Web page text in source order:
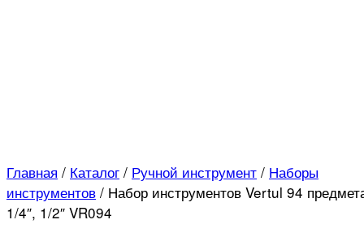
Главная / Каталог / Ручной инструмент / Наборы
инструментов / Набор инструментов Vertul 94
1/4″, 1/2″ VR094